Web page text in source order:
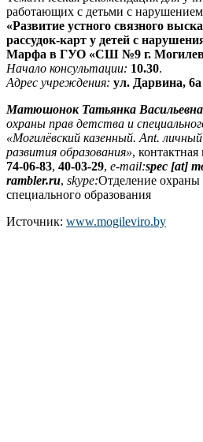
работающих с детьми с
«Развитие устного связного
рассудок-карт у детей с
Марфа в ГУО «СШ №9 г.
Начало консультации: 10.30.
Адрес учреждения: ул. Дарвина, 6а
Матюшонок Татьянка Васильевна
охраны прав детства и
«Могилёвский казенный. Ant.
развития образования»,
74-06-83, 40-03-29, e-mail:spec [at]
rambler.ru, skype:Отделение охраны
специального образования
Источник: www.mogileviro.by